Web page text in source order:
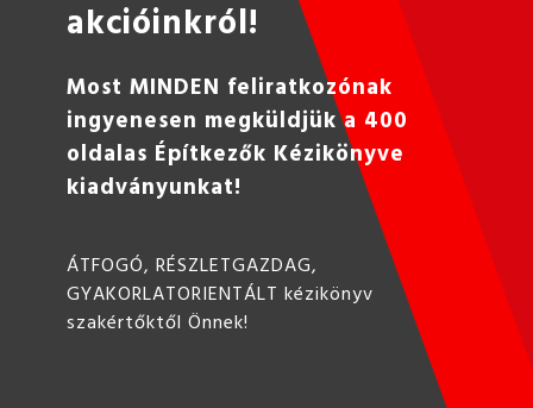
akcióinkról!
Most MINDEN feliratkozónak
ingyenesen megküldjük a 400
oldalas Építkezők Kézikönyve
kiadványunkat!
ÁTFOGÓ, RÉSZLETGAZDAG,
GYAKORLATORIENTÁLT kézikönyv
szakértőktől Önnek!